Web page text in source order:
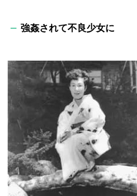
強姦されて不良少女に